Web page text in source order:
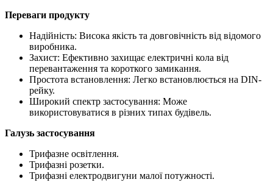
Переваги продукту
Надійність: Висока якість та довговічність від відомого
виробника.
Захист: Ефективно захищає електричні кола від
перевантаження та короткого замикання.
Простота встановлення: Легко встановлюється на DIN-
рейку.
Широкий спектр застосування: Може
використовуватися в різних типах будівель.
Галузь застосування
Трифазне освітлення.
Трифазні розетки.
Трифазні електродвигуни малої потужності.